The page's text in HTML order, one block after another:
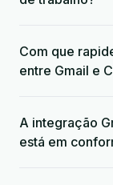
Com que
entre Gmail e
A integração
está em